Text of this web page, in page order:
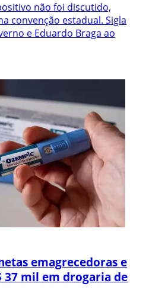
não foi discutido,
convenção estadual. Sigla
e Eduardo Braga ao
emagrecedoras e
37 mil em drogaria de